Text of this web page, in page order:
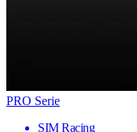
PRO Serie
SIM Racing